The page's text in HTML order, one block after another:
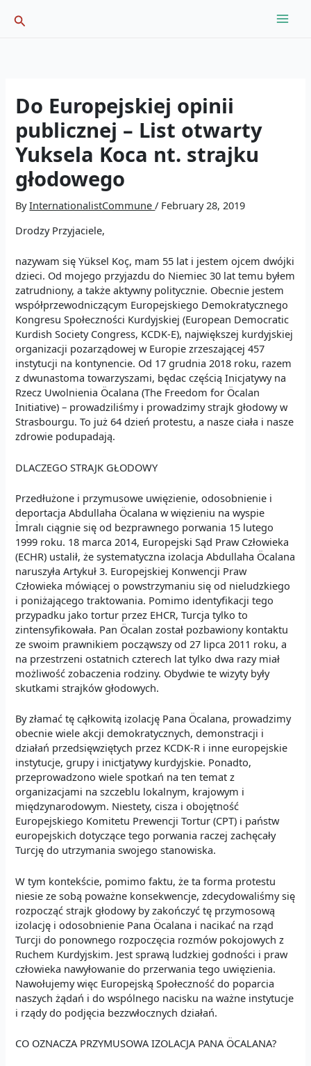
Search
Do Europejskiej opinii
publicznej – List otwarty
Yuksela Koca nt. strajku
głodowego
ByInternationalistCommune/ February 28, 2019
Drodzy Przyjaciele,
nazywam się Yüksel Koç, mam 55 lat i jestem ojcem dwójki
dzieci. Od mojego przyjazdu do Niemiec 30 lat temu byłem
zatrudniony, a także aktywny politycznie. Obecnie jestem
współprzewodniczącym Europejskiego Demokratycznego
Kongresu Społeczności Kurdyjskiej (European Democratic
Kurdish Society Congress, KCDK-E), największej kurdyjskiej
organizacji pozarządowej w Europie zrzeszającej 457
instytucji na kontynencie. Od 17 grudnia 2018 roku, razem
z dwunastoma towarzyszami, będac częścią Inicjatywy na
Rzecz Uwolnienia Öcalana (The Freedom for Öcalan
Initiative) – prowadziliśmy i prowadzimy strajk głodowy w
Strasbourgu. To już 64 dzień protestu, a nasze ciała i nasze
zdrowie podupadają.
DLACZEGO STRAJK GŁODOWY
Przedłużone i przymusowe uwięzienie, odosobnienie i
deportacja Abdullaha Öcalana w więzieniu na wyspie
İmralı ciągnie się od bezprawnego porwania 15 lutego
1999 roku. 18 marca 2014, Europejski Sąd Praw Człowieka
(ECHR) ustalił, że systematyczna izolacja Abdullaha Öcalana
naruszyła Artykuł 3. Europejskiej Konwencji Praw
Człowieka mówiącej o powstrzymaniu się od nieludzkiego
i poniżającego traktowania. Pomimo identyfikacji tego
przypadku jako tortur przez EHCR, Turcja tylko to
zintensyfikowała. Pan Öcalan został pozbawiony kontaktu
ze swoim prawnikiem począwszy od 27 lipca 2011 roku, a
na przestrzeni ostatnich czterech lat tylko dwa razy miał
możliwość zobaczenia rodziny. Obydwie te wizyty były
skutkami strajków głodowych.
By złamać tę cąłkowitą izolację Pana Öcalana, prowadzimy
obecnie wiele akcji demokratycznych, demonstracji i
działań przedsięwziętych przez KCDK-R i inne europejskie
instytucje, grupy i inictjatywy kurdyjskie. Ponadto,
przeprowadzono wiele spotkań na ten temat z
organizacjami na szczeblu lokalnym, krajowym i
międzynarodowym. Niestety, cisza i obojętność
Europejskiego Komitetu Prewencji Tortur (CPT) i państw
europejskich dotyczące tego porwania raczej zachęcały
Turcję do utrzymania swojego stanowiska.
W tym kontekście, pomimo faktu, że ta forma protestu
niesie ze sobą poważne konsekwencje, zdecydowaliśmy się
rozpocząć strajk głodowy by zakończyć tę przymosową
izolację i odosobnienie Pana Öcalana i nacikać na rząd
Turcji do ponownego rozpoczęcia rozmów pokojowych z
Ruchem Kurdyjskim. Jest sprawą ludzkiej godności i praw
człowieka nawyłowanie do przerwania tego uwięzienia.
Nawołujemy więc Europejską Społeczność do poparcia
naszych żądań i do wspólnego nacisku na ważne instytucje
i rządy do podjęcia bezzwłocznych działań.
CO OZNACZA PRZYMUSOWA IZOLACJA PANA ÖCALANA?